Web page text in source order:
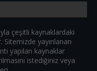
çeşitli kaynaklardaki
Sitemizde yayınlanan
yapılan kaynaklar
istediğiniz veya